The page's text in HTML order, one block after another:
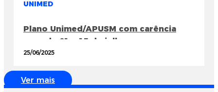
UNIMED
Plano Unimed/APUSM com carência
zero de 01 a 15 de julho
25/06/2025
Ver mais